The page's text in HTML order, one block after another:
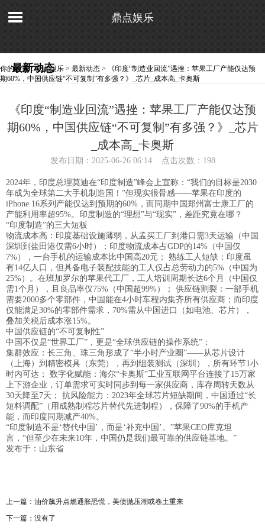
鼎点娱乐
最新动态
你的位置：鼎点娱乐 > 最新动态 > 《印度“制造业回流”遇挫：苹果工厂产能仅达预
期60%，中国供应链“不可复制”有多强？》_芯片_成本高_卡奥斯
《印度“制造业回流”遇挫：苹果工厂产能仅达预
期60%，中国供应链“不可复制”有多强？》_芯片
_成本高_卡奥斯
发布日期：2025-06-26 06:14 点击次数：198
2024年，印度总理莫迪在“印度制造”峰会上宣称：“我们的目标是2030
年成为全球第二大手机制造国！”但现实很骨感——苹果在印度的
iPhone 16系列产能仅达到预期的60%，而同期中国郑州富士康工厂的
产能利用率超95%。印度制造的“理想”与“现实”，差距究竟在哪？
“印度制造”的三大短板
物流成本高：印度基础设施薄弱，从孟买工厂到港口需3天运输（中国
深圳到盐田港仅需6小时）；印度物流成本占GDP的14%（中国仅
7%），一台手机的运输成本比中国高20元； 熟练工人短缺：印度虽
有14亿人口，但具备电子装配技能的工人仅占总劳动力的5%（中国为
25%）。在班加罗尔的苹果代工厂，工人培训周期长达6个月（中国仅
需1个月），且良品率仅75%（中国超99%）； 供应链割裂：一部手机
需要2000多个零部件，中国能在4小时车程内集齐所有供应商；而印度
仅能满足30%的零部件需求，70%需从中国进口（如电池、芯片），
叠加关税后成本涨15%。
中国供应链的“不可复制性”
中国不仅是“世界工厂”，更是“全球供应链的操作系统”：
集群效应：长三角、珠三角形成了“半小时产业圈”——从芯片设计
（上海）到精密模具（东莞），再到组装测试（深圳），所有环节1小
时内可达； 数字化赋能：海尔“卡奥斯”工业互联网平台连接了15万家
上下游企业，订单需求可实时同步到每一家供应商，库存周转天数从
30天降至7天； 抗风险能力：2023年全球芯片短缺期间，中国通过“长
短料调配”（用成熟制程芯片替代先进制程），保障了90%的手机产
能，而印度同期减产40%。
“印度制造不是‘替代中国’，而是‘补充中国’。”苹果CEO库克坦
言，“但至少在未来10年，中国仍是我们最可靠的供应链基地。”
发布于：山东省
上一篇： 油价飙升点燃通胀恐慌，美债抛压潮或卷土重来
下一篇：没有了